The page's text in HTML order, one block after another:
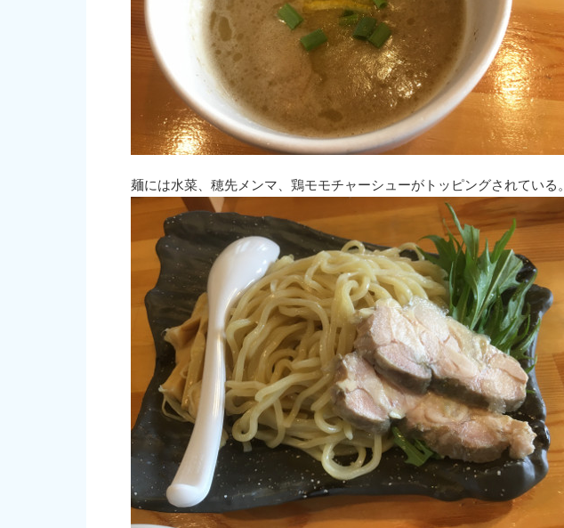
麺には水菜、穂先メンマ、鶏モモチャーシューがトッピングされている。